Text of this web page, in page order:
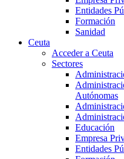
Entidades
Formación
Sanidad
Ceuta
Acceder a Ceuta
Sectores
Autónomas
Educación
Empresa
Entidades